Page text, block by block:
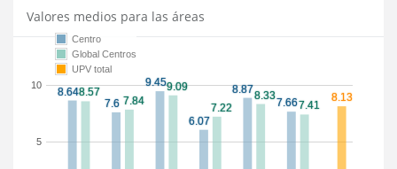
Valores medios para las áreas
5
10
Centro
Global Centros
UPV total